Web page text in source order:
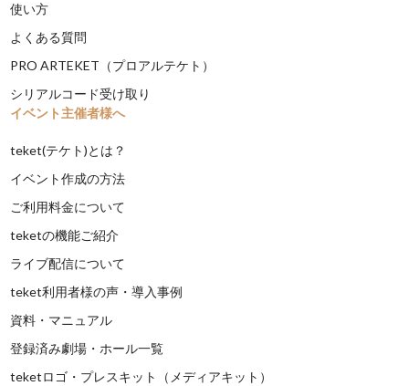
使い方
よくある質問
PRO ARTEKET（プロアルテケト）
シリアルコード受け取り
イベント主催者様へ
teket(テケト)とは？
イベント作成の方法
ご利用料金について
teketの機能ご紹介
ライブ配信について
teket利用者様の声・導入事例
資料・マニュアル
登録済み劇場・ホール一覧
teketロゴ・プレスキット（メディアキット）